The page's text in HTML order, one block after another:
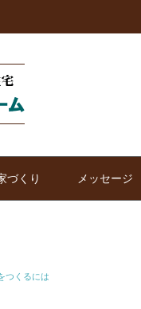
づくり メッセージ
つくるには